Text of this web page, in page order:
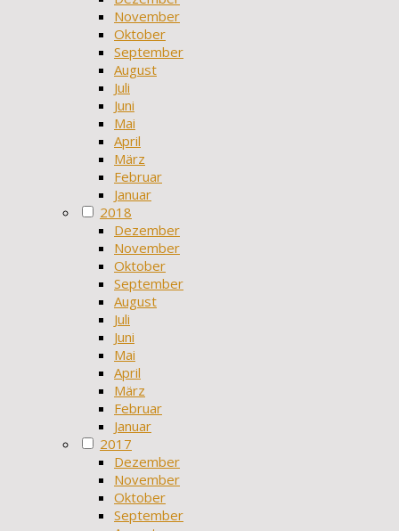
November
Oktober
September
August
Juli
Juni
Mai
April
März
Februar
Januar
2018
Dezember
November
Oktober
September
August
Juli
Juni
Mai
April
März
Februar
Januar
2017
Dezember
November
Oktober
September